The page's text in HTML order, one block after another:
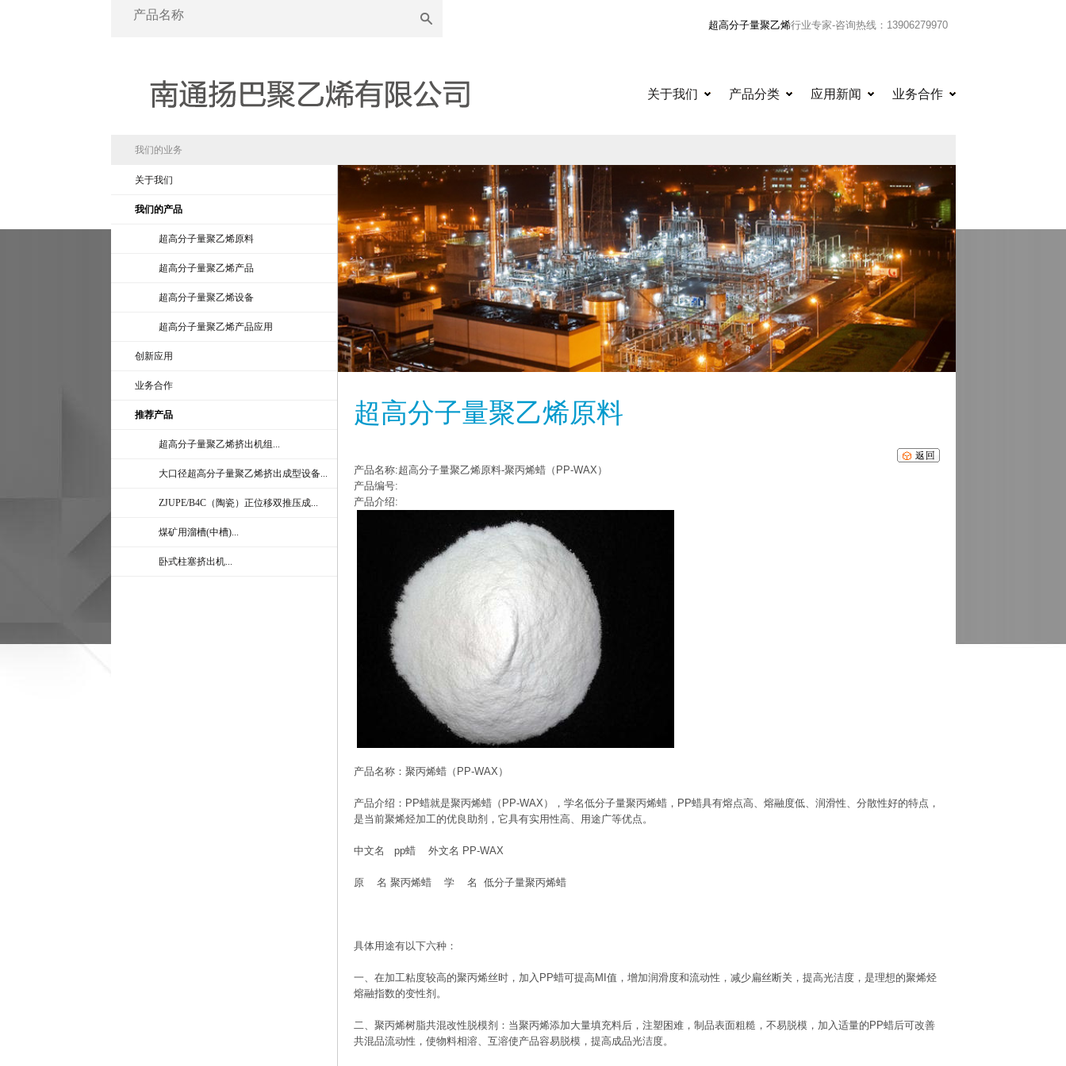
超高分子量聚乙烯行业专家-咨询热线：13906279970
超高分子量聚乙烯|超
关于我们 产品分类 应用新闻 业务合作
我们的业务
关于我们
我们的产品
超高分子量聚乙烯原料
超高分子量聚乙烯产品
超高分子量聚乙烯设备
超高分子量聚乙烯产品应用
创新应用
业务合作
推荐产品
超高分子量聚乙烯挤出机组...
大口径超高分子量聚乙烯挤出成型设备...
ZJUPE/B4C（陶瓷）正位移双推压成...
煤矿用溜槽(中槽)...
卧式柱塞挤出机...
超高分子量聚乙烯原料
产品名称:超高分子量聚乙烯原料-聚丙烯蜡（PP-WAX）
产品编号:
产品介绍:
产品名称：聚丙烯蜡（PP-WAX）
产品介绍：PP蜡就是聚丙烯蜡（PP-WAX），学名低分子量聚丙烯蜡，PP蜡具有熔点高、熔融度低、润滑性、分散性好的特点，
是当前聚烯烃加工的优良助剂，它具有实用性高、用途广等优点。
中文名 pp蜡 外文名 PP-WAX
原 名 聚丙烯蜡 学 名 低分子量聚丙烯蜡
具体用途有以下六种：
一、在加工粘度较高的聚丙烯丝时，加入PP蜡可提高MI值，增加润滑度和流动性，减少扁丝断关，提高光洁度，是理想的聚烯烃
熔融指数的变性剂。
二、聚丙烯树脂共混改性脱模剂：当聚丙烯添加大量填充料后，注塑困难，制品表面粗糙，不易脱模，加入适量的PP蜡后可改善
共混品流动性，使物料相溶、互溶使产品容易脱模，提高成品光洁度。